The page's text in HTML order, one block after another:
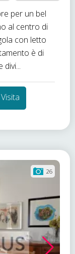
per un bel
al centro di
con letto
è di
Visita
26